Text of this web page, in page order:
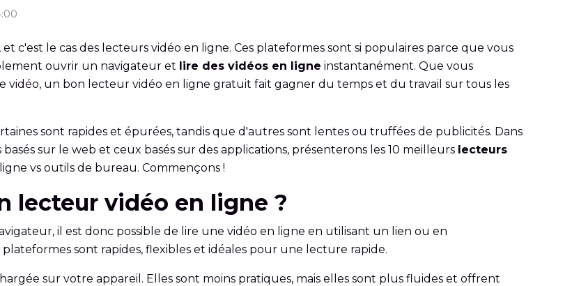
c'est le cas des lecteurs vidéo en ligne. Ces plateformes sont si populaires parce que vous
ouvrir un navigateur et lire des vidéos en ligne instantanément. Que vous
vidéo, un bon lecteur vidéo en ligne gratuit fait gagner du temps et du travail sur tous les
sont rapides et épurées, tandis que d'autres sont lentes ou truffées de publicités. Dans
sur le web et ceux basés sur des applications, présenterons les 10 meilleurs lecteurs
vs outils de bureau. Commençons !
lecteur vidéo en ligne ?
il est donc possible de lire une vidéo en ligne en utilisant un lien ou en
sont rapides, flexibles et idéales pour une lecture rapide.
sur votre appareil. Elles sont moins pratiques, mais elles sont plus fluides et offrent